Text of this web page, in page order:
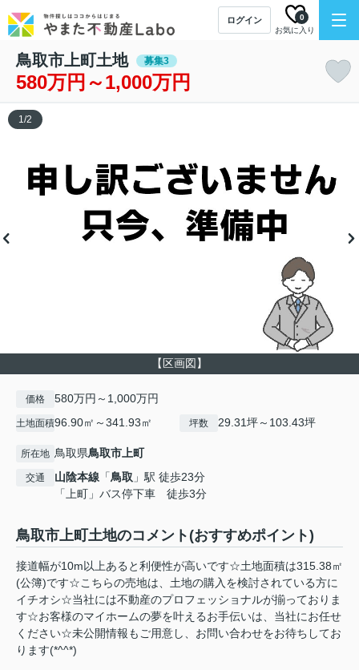
ログイン
お気に入り
0
鳥取市上町土地 募集3
580万円～1,000万円
【区画図】
1/2
価格 580万円～1,000万円
土地面積96.90㎡～341.93㎡ 坪数 29.31坪～103.43坪
所在地 鳥取県鳥取市上町
交通 山陰本線 「鳥取 」駅 徒歩23分
「上町」バス停下車 徒歩3分
鳥取市上町土地のコメント(おすすめポイント)
接道幅が10m以上あると利便性が高いです☆土地面積は315.38㎡
(公簿)です☆こちらの売地は、土地の購入を検討されている方に
イチオシ☆当社には不動産のプロフェッショナルが揃っておりま
す☆お客様のマイホームの夢を叶えるお手伝いは、当社にお任せ
ください☆未公開情報もご用意し、お問い合わせをお待ちしてお
ります(*^^*)